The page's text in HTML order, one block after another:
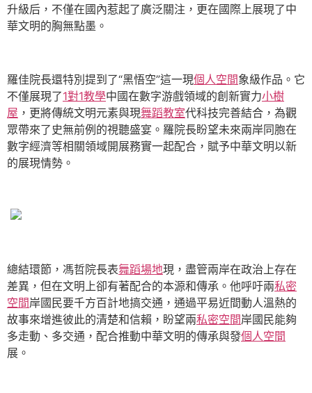
升級后，不僅在國內惹起了廣泛關注，更在國際上展現了中
華文明的胸無點墨。
羅佳院長還特別提到了“黑悟空”這一現個人空間象級作品。它
不僅展現了1對1教學中國在數字游戲領域的創新實力小樹
屋 ，更將傳統文明元素與現舞蹈教室代科技完善結合，為觀
眾帶來了史無前例的視聽盛宴。羅院長盼望未來兩岸同胞在
數字經濟等相關領域開展務實一起配合，賦予中華文明以新
的展現情勢。
總結環節，馮哲院長表舞蹈場地現，盡管兩岸在政治上存在
差異，但在文明上卻有著配合的本源和傳承。他呼吁兩私密
空間岸國民要千方百計地搞交通，通過平易近間動人溫熱的
故事來增進彼此的清楚和信賴，盼望兩私密空間岸國民能夠
多走動、多交通，配合推動中華文明的傳承與發個人空間
展。